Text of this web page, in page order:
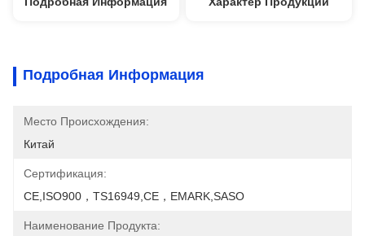
Подробная Информация
Место Происхождения:
Китай
Сертификация:
CE,ISO900，TS16949,CE，EMARK,SASO
Наименование Продукта: